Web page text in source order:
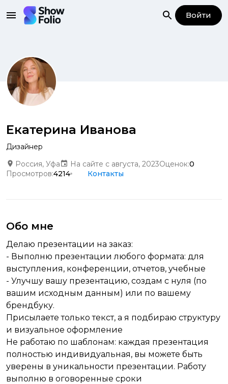
Войти
Екатерина Иванова
Дизайнер
Россия, Уфа
На сайте с августа, 2023Оценок:0
Просмотров:4214 Контакты
Обо мне
Делаю презентации на заказ:
- Выполню презентации любого формата: для
выступления, конференции, отчетов, учебные
- Улучшу вашу презентацию, создам с нуля (по
вашим исходным данным) или по вашему
брендбуку.
Присылаете только текст, а я подбираю структуру
и визуальное оформление
Не работаю по шаблонам: каждая презентация
полностью индивидуальная, вы можете быть
уверены в уникальности презентации. Работу
выполню в оговоренные сроки